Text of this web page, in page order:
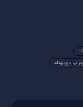
بای‌بهنام